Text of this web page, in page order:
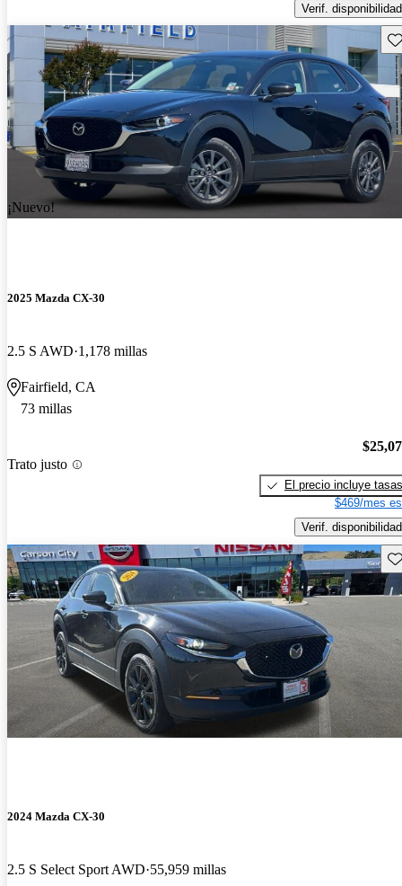
Verif. disponibilidad
¡Nuevo!
2025 Mazda CX-30
2.5 S AWD 1,178 millas
Fairfield, CA
73 millas
Trato justo
El precio incluye tasas
$469/mes
Verif. disponibilidad
2024 Mazda CX-30
2.5 S Select Sport AWD 55,959 millas